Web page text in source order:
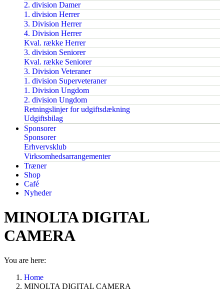
2. division Damer
1. division Herrer
3. Division Herrer
4. Division Herrer
Kval. række Herrer
3. division Seniorer
Kval. række Seniorer
3. Division Veteraner
1. division Superveteraner
1. Division Ungdom
2. division Ungdom
Retningslinjer for udgiftsdækning
Udgiftsbilag
Sponsorer
Sponsorer
Erhvervsklub
Virksomhedsarrangementer
Træner
Shop
Café
Nyheder
MINOLTA DIGITAL
CAMERA
You are here:
Home
MINOLTA DIGITAL CAMERA